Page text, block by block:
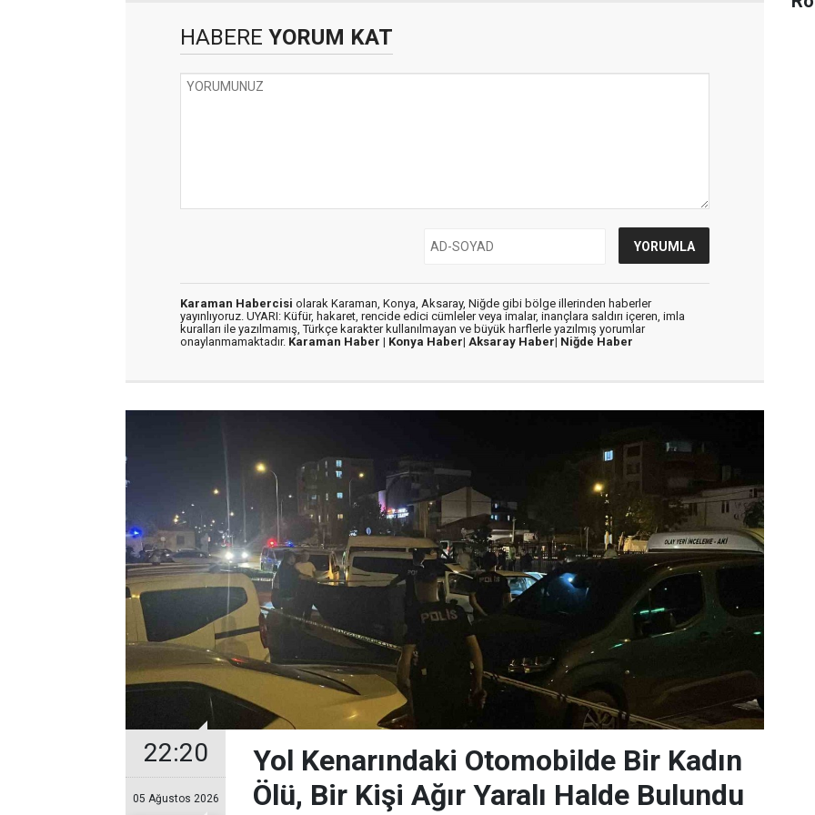
HABERE YORUM KAT
Karaman Habercisi olarak Karaman, Konya, Aksaray, Niğde gibi bölge illerinden haberler
yayınlıyoruz. UYARI: Küfür, hakaret, rencide edici cümleler veya imalar, inançlara saldırı içeren, imla
kuralları ile yazılmamış, Türkçe karakter kullanılmayan ve büyük harflerle yazılmış yorumlar
onaylanmamaktadır. Karaman Haber | Konya Haber| Aksaray Haber| Niğde Haber
22:20
05 Ağustos 2026
Yol Kenarındaki Otomobilde Bir Kadın
Ölü, Bir Kişi Ağır Yaralı Halde Bulundu